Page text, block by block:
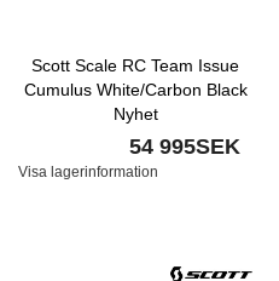
Scott Scale RC Team Issue
Cumulus White/Carbon Black
Nyhet
54 995SEK
Visa lagerinformation